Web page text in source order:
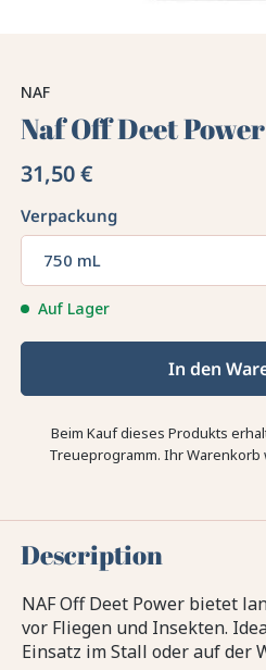
NAF
Naf Off Deet Power
31,50 €
Verpackung
750 mL
Auf Lager
In den
Beim Kauf dieses Produkts
Treueprogramm. Ihr Warenkorb
Description
NAF Off Deet Power bietet
vor Fliegen und Insekten.
Einsatz im Stall oder auf der